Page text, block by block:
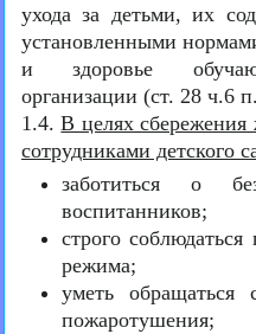
ухода за детьми, их
установленными
и здоровье
организации (ст. 28 ч.6
1.4.В целях сбережения
сотрудниками детского
заботиться о
воспитанников;
строго
режима;
уметь обращаться
пожаротушения;